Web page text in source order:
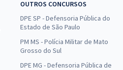
OUTROS CONCURSOS
DPE SP - Defensoria Pública do
Estado de São Paulo
PM MS - Polícia Militar de Mato
Grosso do Sul
DPE MG - Defensoria Pública de